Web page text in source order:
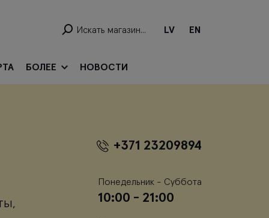
LV EN
БОЛЕЕ НОВОСТИ
+371 23209894
Понедельник - Суббота
10:00 - 21:00